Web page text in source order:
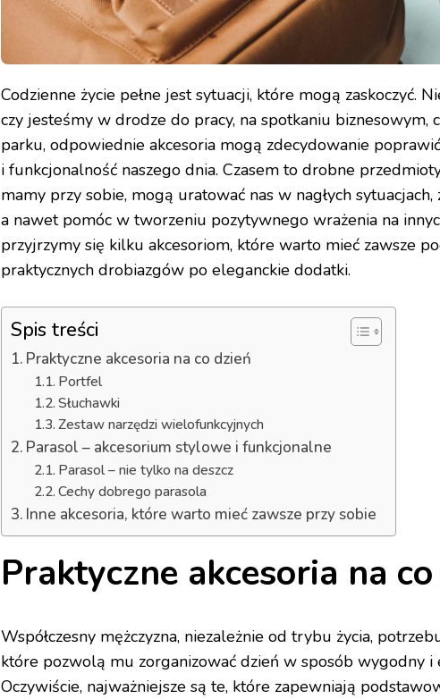
Codzienne życie pełne jest sytuacji, które mogą zaskoczyć.
czy jesteśmy w drodze do pracy, na spotkaniu biznesowym,
parku, odpowiednie akcesoria mogą zdecydowanie
i funkcjonalność naszego dnia. Czasem to drobne
mamy przy sobie, mogą uratować nas w nagłych sytuacjach,
a nawet pomóc w tworzeniu pozytywnego wrażenia na
przyjrzymy się kilku akcesoriom, które warto mieć zawsze
praktycznych drobiazgów po eleganckie dodatki.
Spis treści
Praktyczne akcesoria na co dzień
Portfel
Słuchawki
Zestaw narzędzi wielofunkcyjnych
Parasol – akcesorium stylowe i funkcjonalne
Parasol – nie tylko na deszcz
Cechy dobrego parasola
Inne akcesoria, które warto mieć zawsze przy sobie
Praktyczne akcesoria na
Współczesny mężczyzna, niezależnie od trybu życia,
które pozwolą mu zorganizować dzień w sposób wygodny i
Oczywiście, najważniejsze są te, które zapewniają